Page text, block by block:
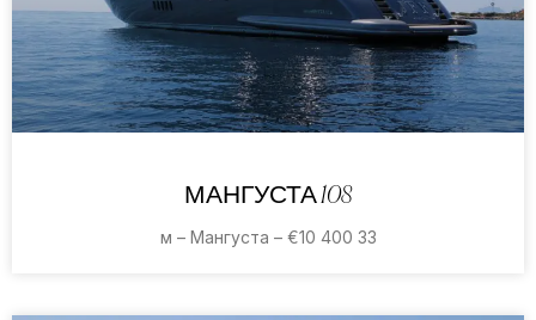
МАНГУСТА 108
33 м – Мангуста – €10 400